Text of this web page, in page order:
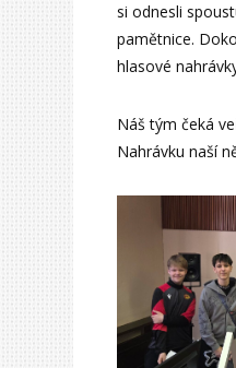
si odnesli
pamětnice.
hlasové
Náš tým čeká
Nahrávku naší